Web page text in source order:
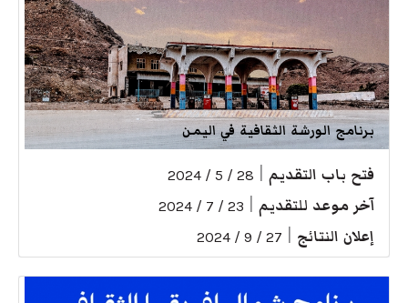
برنامج الورشة الثقافية في اليمن
فتح باب التقديم 28 / 5 / 2024
آخر موعد للتقديم 23 / 7 / 2024
إعلان النتائج 27 / 9 / 2024